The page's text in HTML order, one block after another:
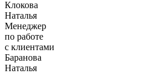
Клокова
Наталья
Менеджер
по работе
с клиентами
Баранова
Наталья